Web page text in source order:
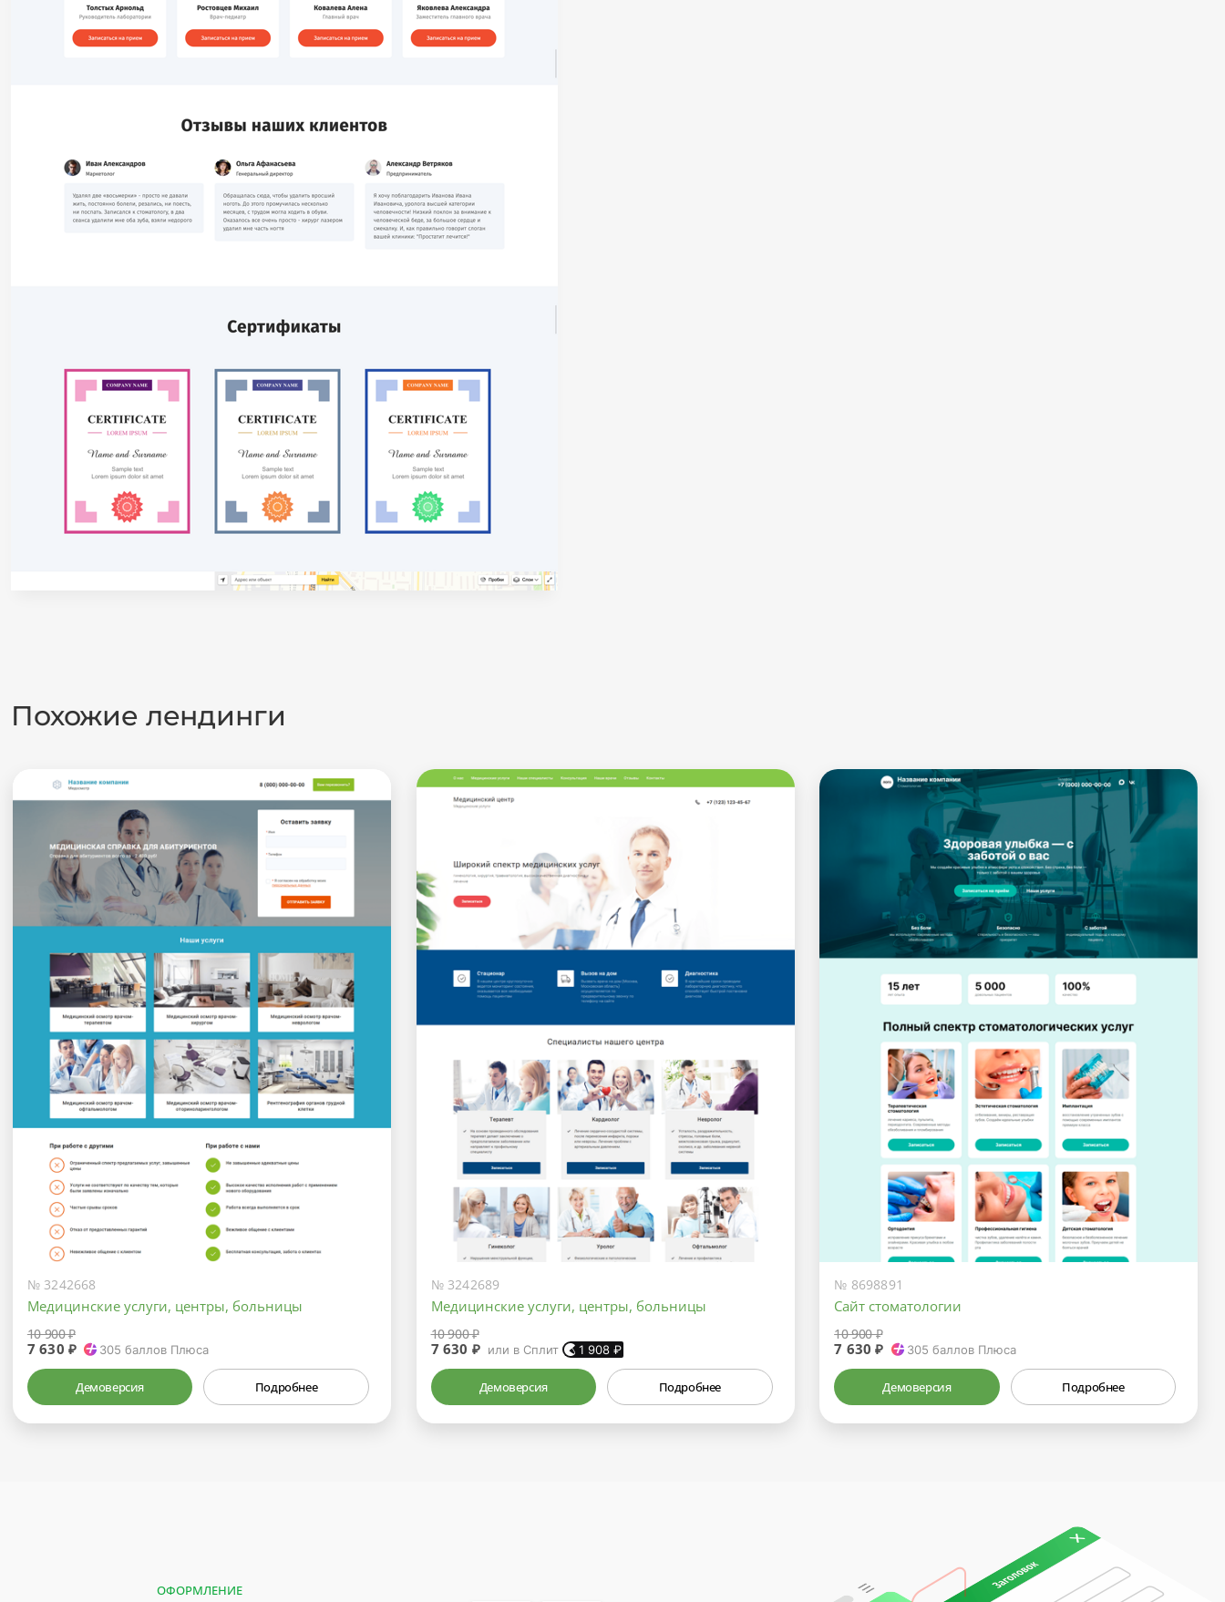
Похожие лендинги
№ 3242668
Медицинские услуги, центры, больницы
10 900 ₽
7 630 ₽ 305 баллов Плюса
Демоверсия Подробнее
№ 3242689
Медицинские услуги, центры, больницы
10 900 ₽
7 630 ₽ или в Сплит 1 908₽
Демоверсия Подробнее
№ 8698891
Сайт стоматологии
10 900 ₽
7 630 ₽ 305 баллов Плюса
Демоверсия Подробнее
ОФОРМЛЕНИЕ